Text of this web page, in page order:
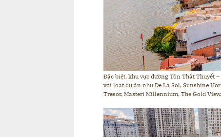
Đặc biệt, khu vực đường Tôn Thất Thuyết
với loạt dự án như De La Sol, Sunshine
Tresor, Masteri Millennium, The Gold